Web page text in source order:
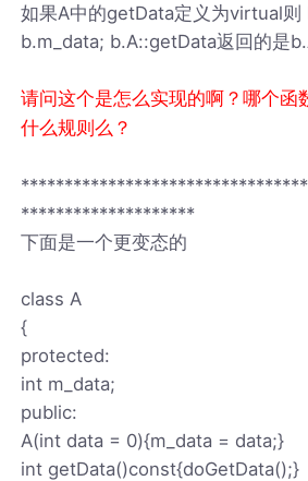
如果A中的getData定义为virtual
b.m_data; b.A::getData返回的是
请问这个是怎么实现的啊？哪个函
什么规则么？
********************
下面是一个更变态的
class A
{
protected:
int m_data;
public:
A(int data = 0){m_data = data;}
int getData()const{doGetData();}